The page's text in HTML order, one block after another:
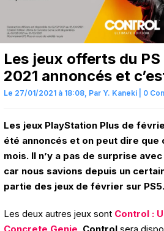
Les jeux offerts du
2021 annoncés et
Le 27/01/2021 à 18:08, Par Y. Kaneki 0
Les jeux PlayStation Plus de
été annoncés et on peut dire que
mois. Il n’y a pas de surprise avec
car nous savions depuis un
partie des jeux de février sur PS5.
Les deux autres jeux sont Control :